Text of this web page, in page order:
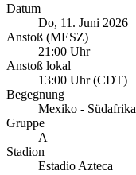
Datum
Do, 11. Juni 2026
Anstoß (MESZ)
21:00 Uhr
Anstoß lokal
13:00 Uhr (CDT)
Begegnung
Mexiko - Südafrika
Gruppe
A
Stadion
Estadio Azteca